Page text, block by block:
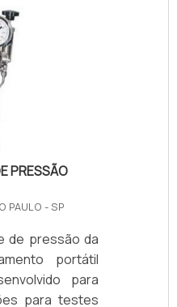
elétrico, tendo
altas vazões
de até 7.000
PRESSÃO
PAULO - SP
de pressão da
portátil
para
para testes